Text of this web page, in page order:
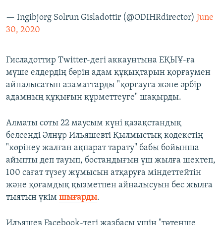
— Ingibjorg Solrun Gisladottir (@ODIHRdirector) June
30, 2020
Гисладоттир Twitter-дегі аккаунтына ЕҚЫҰ-ға
мүше елдердің бәрін адам құқықтарын қорғаумен
айналысатын азаматтарды "қорғауға және әрбір
адамның құқығын құрметтеуге" шақырды.
Алматы соты 22 маусым күні қазақстандық
белсенді Әлнұр Ильяшевті Қылмыстық кодекстің
"көрінеу жалған ақпарат тарату" бабы бойынша
айыпты деп тауып, бостандығын үш жылға шектеп,
100 сағат түзеу жұмысын атқаруға міндеттейтін
және қоғамдық қызметпен айналысуын бес жылға
тыятын үкім шығарды.